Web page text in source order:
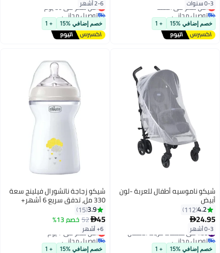
0-3 سنواتأقل سعر في السنة
توصيل مجاني
أقل سعر في السنة
خصم إضافي %15 + 1
2-6 أشهرأقل سعر في 30 يوم
توصيل مجاني
أقل سعر في 30 يوم
خصم إضافي %15 + 1
شيكو ناموسيه أطفال للعربة -لون
أبيض
4.2
112
24.95
0-3 أشهر#38 في ملحقات عربات الأطفال
توصيل مجاني
#38 في ملحقات عربات الأطفال
خصم إضافي %15 + 1
شيكو زجاجة ناتشورال فيلينج سعة
330 مل، تدفق سريع 6 أشهر+
سيليكون، محايدة
3.9
15
45
52 خصم 13%
6+ أشهر أقل سعر في 7 يوم
توصيل مجاني
أقل سعر في 7 يوم
خصم إضافي %15 + 1